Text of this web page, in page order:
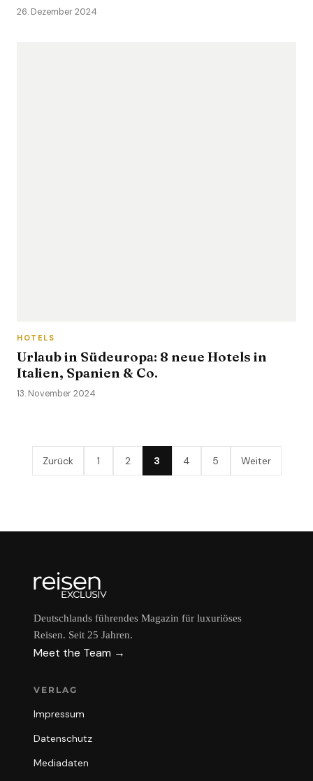
26. Dezember 2024
HOTELS
Urlaub in Südeuropa: 8 neue Hotels in
Italien, Spanien & Co.
13. November 2024
Zurück 1 2 3 4 5 Weiter
Deutschlands führendes Magazin für luxuriöses
Reisen. Seit 25 Jahren.
Meet the Team →
VERLAG
Impressum
Datenschutz
Mediadaten